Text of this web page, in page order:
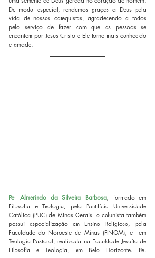
De modo especial, rendamos graças a Deus pela
vida de nossos catequistas, agradecendo a todos
pelo serviço de fazer com que as pessoas se
encantem por Jesus Cristo e Ele torne mais conhecido
e amado.
Pe. Almerindo da Silveira Barbosa, formado em
Filosofia e Teologia, pela Pontifícia Universidade
Católica (PUC) de Minas Gerais, o colunista também
possui especialização em Ensino Religioso, pela
Faculdade do Noroeste de Minas (FINOM), e  em
Teologia Pastoral, realizada na Faculdade Jesuíta de
Filosofia e Teologia, em Belo Horizonte. Pe.